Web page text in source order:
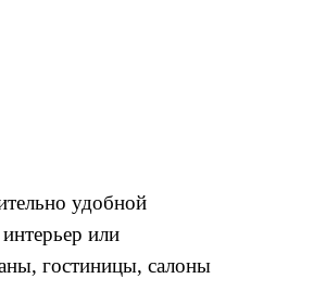
удобной
или
гостиницы, салоны